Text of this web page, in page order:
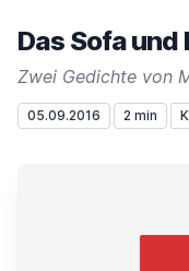
Das Sofa
Zwei Gedichte von
05.09.2016 2 min